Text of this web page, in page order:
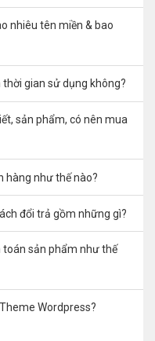
nhiêu tên miền & bao
gian sử dụng không?
sản phẩm, có nên mua
hàng như thế nào?
đổi trả gồm những gì?
sản phẩm như thế
Wordpress?